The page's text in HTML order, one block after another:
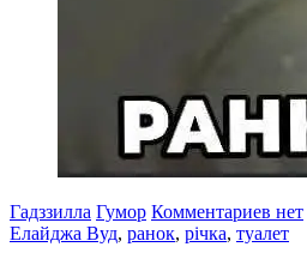
Гадззилла Гумор Комментариев нет
Елайджа Вуд, ранок, річка, туалет